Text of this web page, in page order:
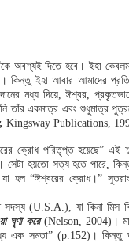
অবশ্যই দিতে হবে। ইহা
কিন্তু ইহা আবার আমাদের
মধ্য দিয়ে, ঈশ্বর,
তাঁর একমাত্র এবং শুধুমাত্র
Kingsway Publications,
ক্রোধ পরিতৃপ্ত হয়েছে” এই
সেটা হয়তো সত্য হতে পারে,
হল “ঈশ্বরের ক্রোধ।”
সদস্য (U.S.A.), যা কিনা মিস
ঘৃণা করে(Nelson, 2004)।
এক সমতা” (p.152)। কিন্তু